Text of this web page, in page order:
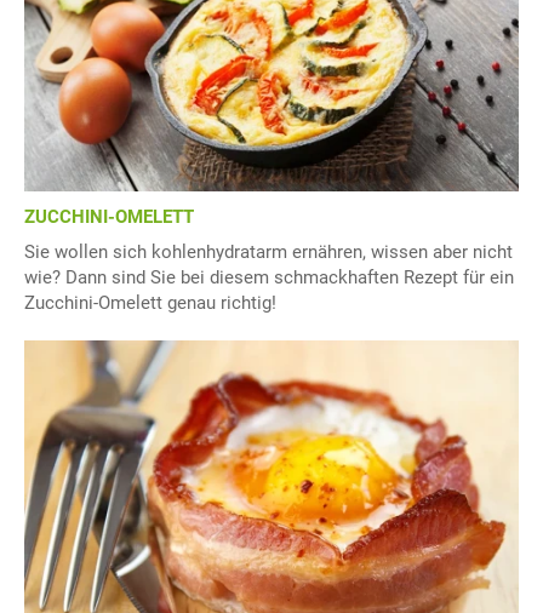
ZUCCHINI-OMELETT
Sie wollen sich kohlenhydratarm ernähren, wissen aber nicht
wie? Dann sind Sie bei diesem schmackhaften Rezept für ein
Zucchini-Omelett genau richtig!